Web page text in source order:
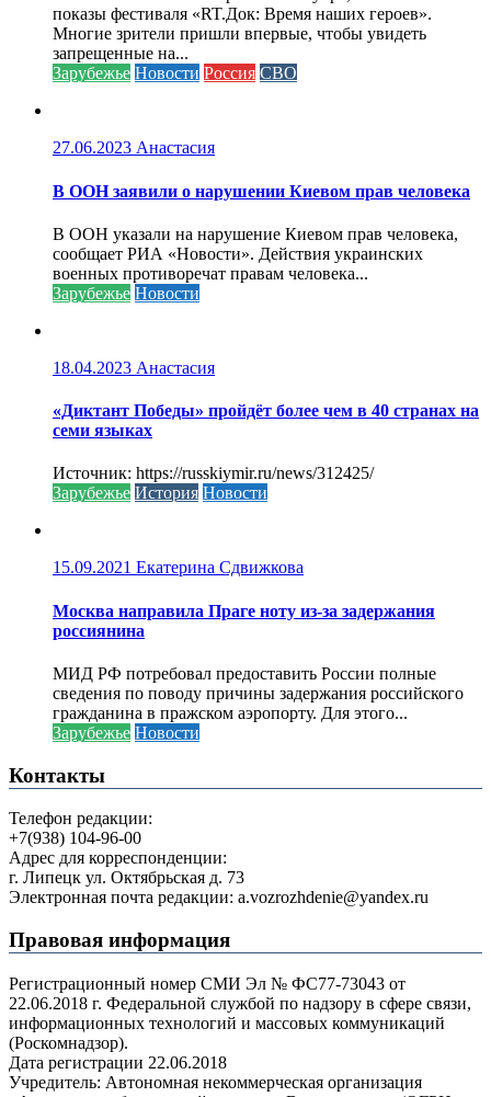
показы фестиваля «RT.Док: Время наших героев».
Многие зрители пришли впервые, чтобы увидеть
запрещенные на...
Зарубежье Новости Россия СВО
27.06.2023 Анастасия
В ООН заявили о нарушении Киевом прав человека
В ООН указали на нарушение Киевом прав человека,
сообщает РИА «Новости». Действия украинских
военных противоречат правам человека...
Зарубежье Новости
18.04.2023 Анастасия
«Диктант Победы» пройдёт более чем в 40 странах на
семи языках
Источник: https://russkiymir.ru/news/312425/
Зарубежье История Новости
15.09.2021 Екатерина Сдвижкова
Москва направила Праге ноту из-за задержания
россиянина
МИД РФ потребовал предоставить России полные
сведения по поводу причины задержания российского
гражданина в пражском аэропорту. Для этого...
Зарубежье Новости
Контакты
Телефон редакции:
+7(938) 104-96-00
Адрес для корреспонденции:
г. Липецк ул. Октябрьская д. 73
Электронная почта редакции: a.vozrozhdenie@yandex.ru
Правовая информация
Регистрационный номер СМИ Эл № ФС77-73043 от
22.06.2018 г. Федеральной службой по надзору в сфере связи,
информационных технологий и массовых коммуникаций
(Роскомнадзор).
Дата регистрации 22.06.2018
Учредитель: Автономная некоммерческая организация